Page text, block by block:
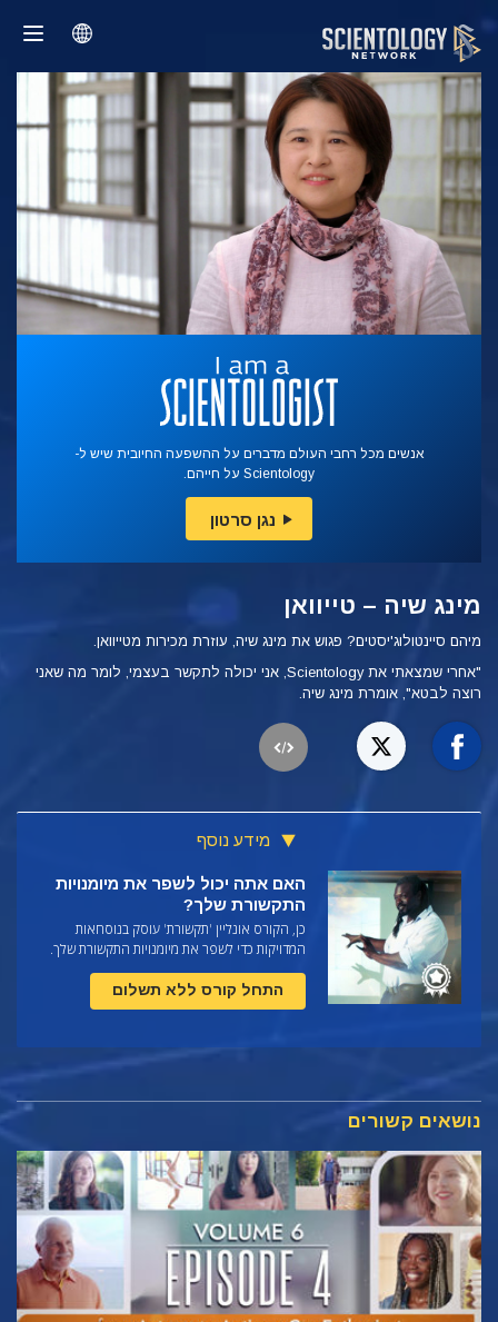
אנשים מכל רחבי העולם מדברים על ההשפעה החיובית שיש ל-
Scientology על חייהם.
נגן סרטון
מינג שיה – טייוואן
מיהם סיינטולוג'יסטים? פגוש את מינג שיה, עוזרת מכירות מטייוואן.
"אחרי שמצאתי את Scientology, אני יכולה לתקשר בעצמי, לומר מה שאני
רוצה לבטא", אומרת מינג שיה.
מידע נוסף
האם אתה יכול לשפר את מיומנויות
התקשורת שלך?
כן, הקורס אונליין 'תקשורת' עוסק בנוסחאות
המדויקות כדי לשפר את מיומנויות התקשורת שלך.
התחל קורס ללא תשלום
נושאים קשורים